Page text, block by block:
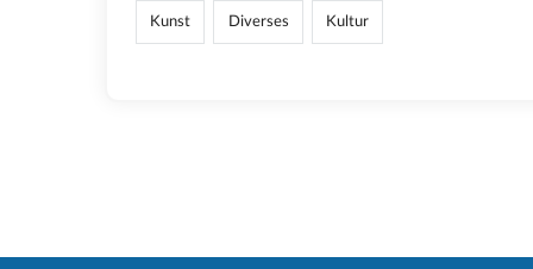
Kunst Diverses Kultur